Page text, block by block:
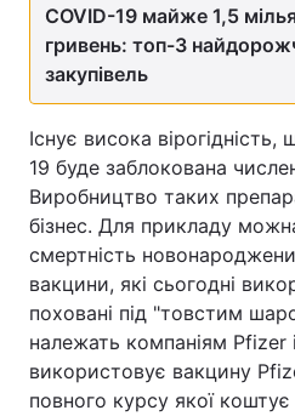
COVID-19 майже 1,5
гривень: топ-3
закупівель
Існує висока
19 буде заблокована
Виробництво таких
бізнес. Для прикладу
смертність
вакцини, які сьогодні
поховані під "товстим
належать компаніям Pfizer
використовує вакцину
повного курсу якої